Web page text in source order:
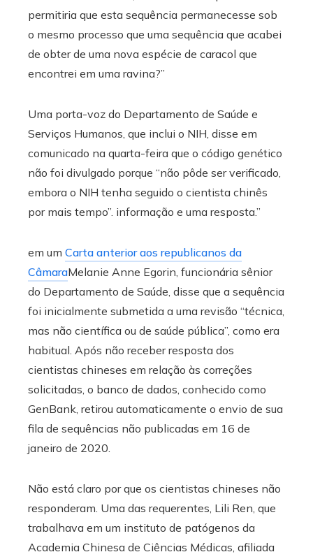
permitiria que esta sequência permanecesse sob
o mesmo processo que uma sequência que acabei
de obter de uma nova espécie de caracol que
encontrei em uma ravina?”
Uma porta-voz do Departamento de Saúde e
Serviços Humanos, que inclui o NIH, disse em
comunicado na quarta-feira que o código genético
não foi divulgado porque “não pôde ser verificado,
embora o NIH tenha seguido o cientista chinês
por mais tempo”. informação e uma resposta.”
em um Carta anterior aos republicanos da
CâmaraMelanie Anne Egorin, funcionária sênior
do Departamento de Saúde, disse que a sequência
foi inicialmente submetida a uma revisão “técnica,
mas não científica ou de saúde pública”, como era
habitual. Após não receber resposta dos
cientistas chineses em relação às correções
solicitadas, o banco de dados, conhecido como
GenBank, retirou automaticamente o envio de sua
fila de sequências não publicadas em 16 de
janeiro de 2020.
Não está claro por que os cientistas chineses não
responderam. Uma das requerentes, Lili Ren, que
trabalhava em um instituto de patógenos da
Academia Chinesa de Ciências Médicas, afiliada